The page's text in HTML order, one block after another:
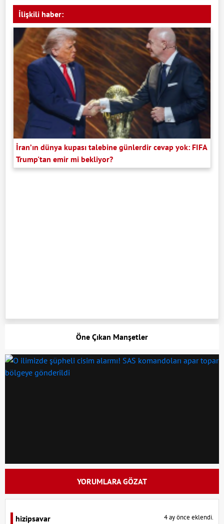
İlişkili haber:
İran’ın dünya kupası talebine günlerdir cevap yok: FIFA
Trump'tan emir mi bekliyor?
Öne Çıkan Manşetler
YORUMLARA GÖZAT
hizipsavar 4 ay önce eklendi.